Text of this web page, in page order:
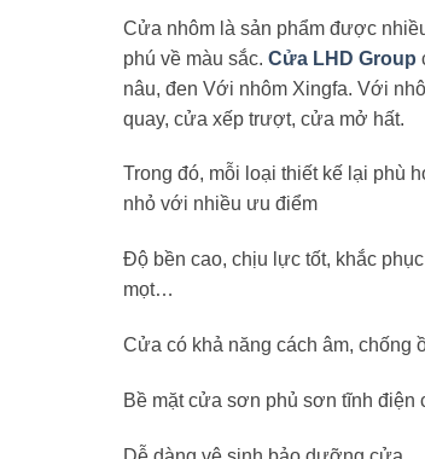
Cửa nhôm là sản phẩm được
phú về màu sắc. Cửa LHD Group
nâu, đen Với nhôm Xingfa. Với
quay, cửa xếp trượt, cửa mở hất.
Trong đó, mỗi loại thiết kế lại phù
nhỏ với nhiều ưu điểm
Độ bền cao, chịu lực tốt, khắc
mọt…
Cửa có khả năng cách âm, chống
Bề mặt cửa sơn phủ sơn tĩnh điện